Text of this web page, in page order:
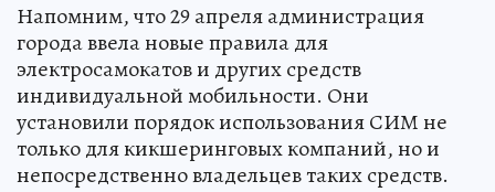
Напомним, что 29 апреля администрация
города ввела новые правила для
электросамокатов и других средств
индивидуальной мобильности. Они
установили порядок использования СИМ не
только для кикшеринговых компаний, но и
непосредственно владельцев таких средств.